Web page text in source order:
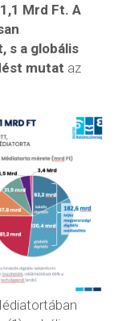
Mrd Ft. A
s a globális
mutat az